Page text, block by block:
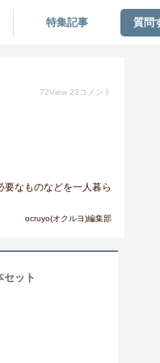
特集記事 質問
72View 23 コメント
なものなどを一人暮ら
ocruyo(オクルヨ)編集部
セット